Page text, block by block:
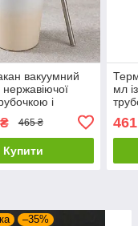
вакуумний
і
для напоїв)
465 ₴
Купити
мл
–35%